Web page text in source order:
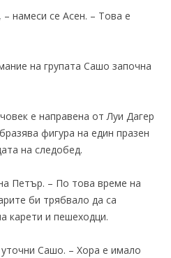
намеси се Асен. – Това е
на групата Сашо започна
е направена от Луи Дагер
фигура на един празен
на следобед.
Петър. – По това време на
би трябвало да са
карети и пешеходци.
Сашо. – Хора е имало